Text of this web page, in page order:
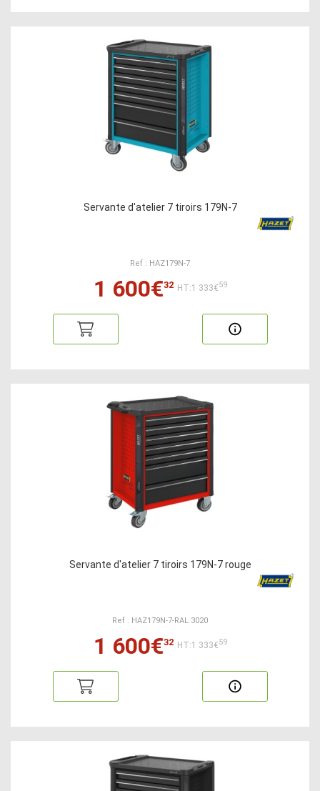
Servante d'atelier 7 tiroirs 179N-7
Ref : HAZ179N-7
1 600€32 HT:1 333€59
Servante d'atelier 7 tiroirs 179N-7 rouge
Ref : HAZ179N-7-RAL 3020
1 600€32 HT:1 333€59